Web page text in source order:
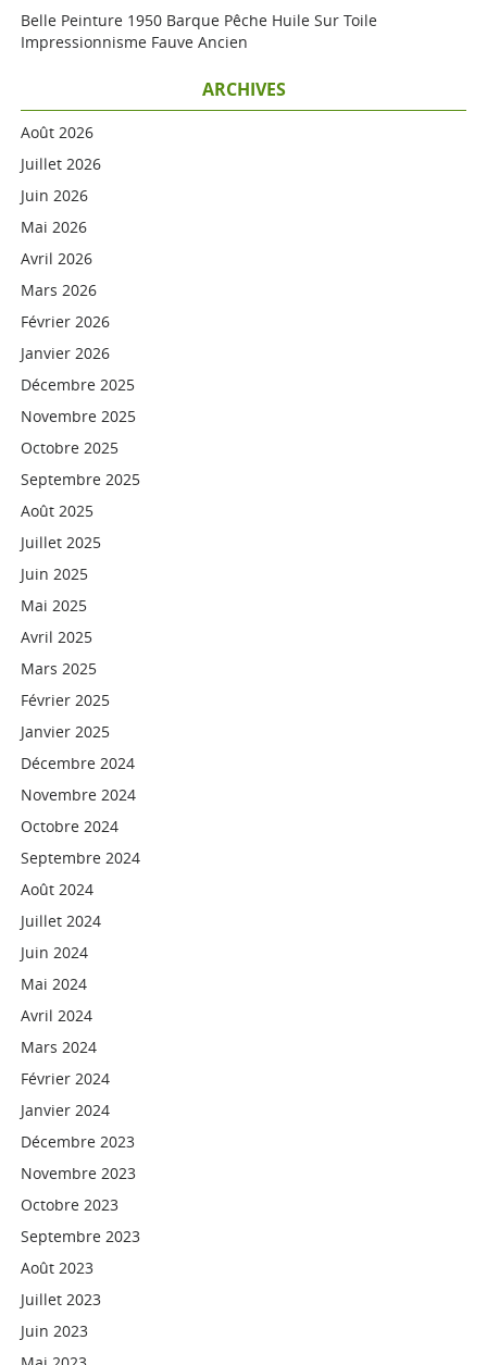
Belle Peinture 1950 Barque Pêche Huile Sur Toile
Impressionnisme Fauve Ancien
ARCHIVES
Août 2026
Juillet 2026
Juin 2026
Mai 2026
Avril 2026
Mars 2026
Février 2026
Janvier 2026
Décembre 2025
Novembre 2025
Octobre 2025
Septembre 2025
Août 2025
Juillet 2025
Juin 2025
Mai 2025
Avril 2025
Mars 2025
Février 2025
Janvier 2025
Décembre 2024
Novembre 2024
Octobre 2024
Septembre 2024
Août 2024
Juillet 2024
Juin 2024
Mai 2024
Avril 2024
Mars 2024
Février 2024
Janvier 2024
Décembre 2023
Novembre 2023
Octobre 2023
Septembre 2023
Août 2023
Juillet 2023
Juin 2023